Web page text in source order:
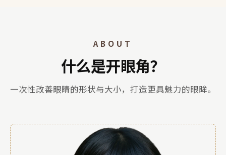
ABOUT
什么是开眼角？
一次性改善眼睛的形状与大小，打造更具魅力的眼眸。